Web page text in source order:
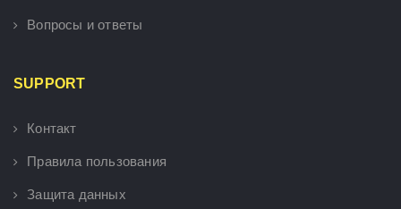
Вопросы и ответы
SUPPORT
Контакт
Правила пользования
Защита данных